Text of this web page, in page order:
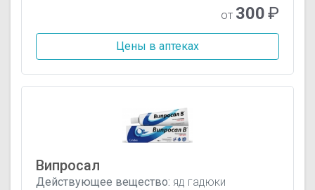
от 300₽
Цены в аптеках
Випросал
Действующее вещество: яд гадюки